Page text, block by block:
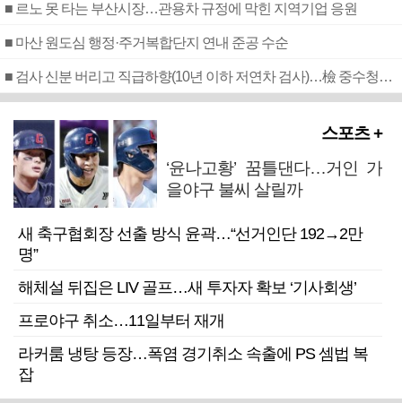
■ 르노 못 타는 부산시장…관용차 규정에 막힌 지역기업 응원
■ 마산 원도심 행정·주거복합단지 연내 준공 수순
■ 검사 신분 버리고 직급하향(10년 이하 저연차 검사)…檢 중수청행 기피
스포츠 +
‘윤나고황’ 꿈틀댄다…거인 가
을야구 불씨 살릴까
새 축구협회장 선출 방식 윤곽…“선거인단 192→2만
명”
해체설 뒤집은 LIV 골프…새 투자자 확보 ‘기사회생’
프로야구 취소…11일부터 재개
라커룸 냉탕 등장…폭염 경기취소 속출에 PS 셈법 복
잡